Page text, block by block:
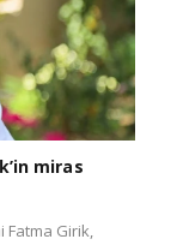
miras
Fatma Girik,